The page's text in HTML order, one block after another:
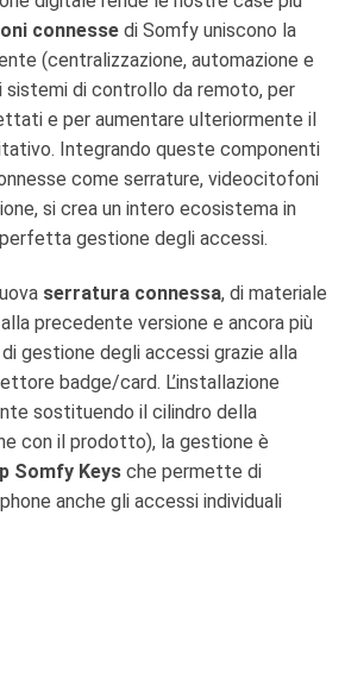
connesse di Somfy uniscono la
(centralizzazione, automazione e
sistemi di controllo da remoto, per
e per aumentare ulteriormente il
Integrando queste componenti
come serrature, videocitofoni
si crea un intero ecosistema in
gestione degli accessi.
serratura connessa, di materiale
precedente versione e ancora più
gestione degli accessi grazie alla
badge/card. L’installazione
sostituendo il cilindro della
con il prodotto), la gestione è
Somfy Keys che permette di
anche gli accessi individuali